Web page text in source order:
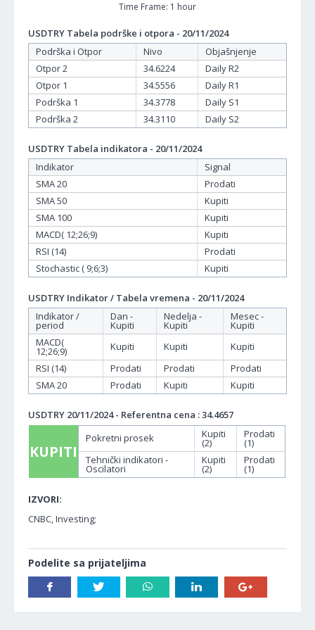
Time Frame: 1 hour
USDTRY Tabela podrške i otpora - 20/11/2024
Podrška i Otpor
Nivo
Objašnjenje
Otpor 2
34.6224
Daily R2
Otpor 1
34.5556
Daily R1
Podrška 1
34.3778
Daily S1
Podrška 2
34.3110 Daily S2
USDTRY Tabela indikatora - 20/11/2024
Indikator
Signal
SMA 20
Prodati
SMA 50
Kupiti
SMA 100
Kupiti
MACD( 12;26;9)
Kupiti
RSI (14)
Prodati
Stochastic ( 9;6;3)
Kupiti
USDTRY Indikator / Tabela vremena - 20/11/2024
Indikator /
period
Dan -
Kupiti
Nedelja -
Kupiti
Mesec -
Kupiti
MACD(
12;26;9) Kupiti Kupiti
Kupiti
RSI (14)
Prodati Prodati
Prodati
SMA 20
Prodati Kupiti Kupiti
USDTRY 20/11/2024 - Referentna cena : 34.4657
KUPITI
Pokretni prosek Kupiti
(2)
Prodati
(1)
Tehnički indikatori -
Oscilatori
Kupiti
(2)
Prodati
(1)
IZVORI:
CNBC, Investing;
Podelite sa prijateljima